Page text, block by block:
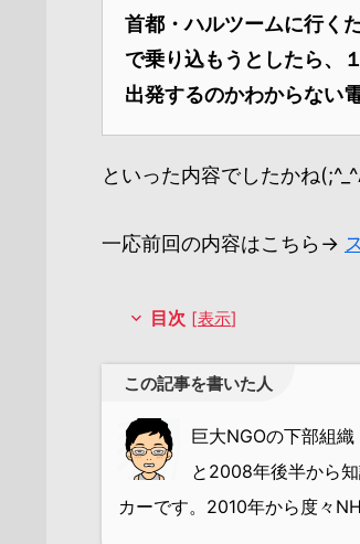
首都・ハルツームに行く
で乗り込もうとしたら、
出発するのかわからない
といった内容でしたかね
一応前回の内容はこちら→
目次 [表示]
この記事を書いた人
巨大NGOの下部組
と2008年後半から
カーです。 2010年から度々